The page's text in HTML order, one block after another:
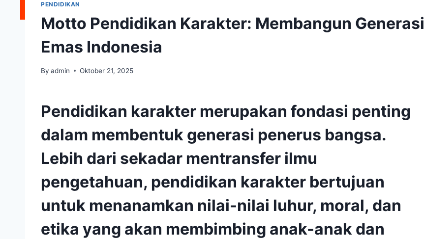
PENDIDIKAN
Motto Pendidikan Karakter: Membangun Generasi
Emas Indonesia
By admin Oktober 21, 2025
Pendidikan karakter merupakan fondasi penting
dalam membentuk generasi penerus bangsa.
Lebih dari sekadar mentransfer ilmu
pengetahuan, pendidikan karakter bertujuan
untuk menanamkan nilai-nilai luhur, moral, dan
etika yang akan membimbing anak-anak dan